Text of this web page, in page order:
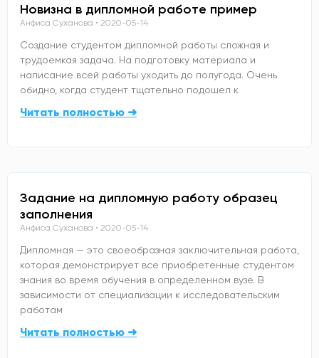
Новизна в дипломной работе пример
Анфиса Суханова 2020-05-14
Создание студентом дипломной работы сложная и
трудоемкая задача. На подготовку материала и
написание всей работы уходить до полугода. Очень
обидно, когда студент тщательно подошел к
Читать полностью ➜
Задание на дипломную работу образец
заполнения
Анфиса Суханова 2020-05-14
Дипломная — это своеобразная заключительная работа,
которая демонстрирует все приобретенные студентом
знания во время обучения в определенном вузе. В
зависимости от специализации к исследовательским
работам
Читать полностью ➜